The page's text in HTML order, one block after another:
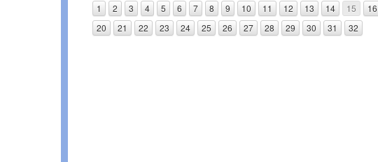
1 2 3 4 5 6 7 8 9 10 11 12 13 14 15 16
20
21 22 23 24 25 26 27 28 29 30 31 32